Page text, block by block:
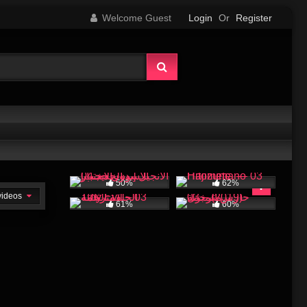
Welcome Guest Login Or Register
50% 62%
61% 60%